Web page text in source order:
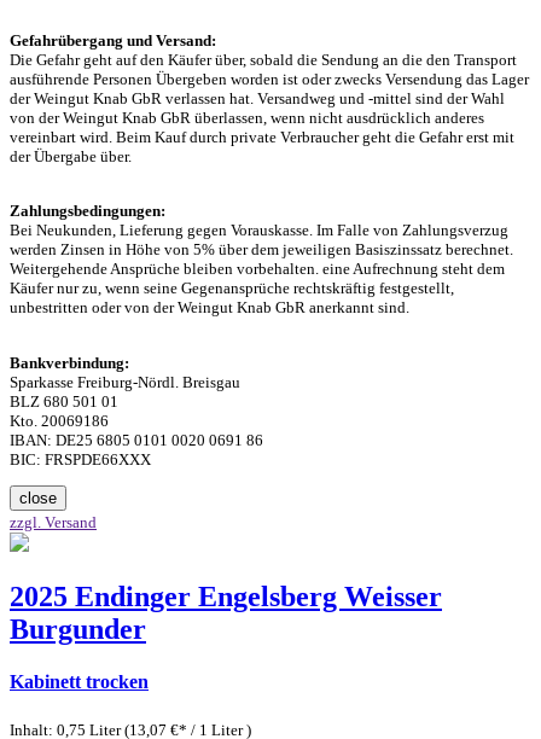
Gefahrübergang und Versand:
Die Gefahr geht auf den Käufer über, sobald die Sendung an die den Transport
ausführende Personen Übergeben worden ist oder zwecks Versendung das Lager
der Weingut Knab GbR verlassen hat. Versandweg und -mittel sind der Wahl
von der Weingut Knab GbR überlassen, wenn nicht ausdrücklich anderes
vereinbart wird. Beim Kauf durch private Verbraucher geht die Gefahr erst mit
der Übergabe über.
Zahlungsbedingungen:
Bei Neukunden, Lieferung gegen Vorauskasse. Im Falle von Zahlungsverzug
werden Zinsen in Höhe von 5% über dem jeweiligen Basiszinssatz berechnet.
Weitergehende Ansprüche bleiben vorbehalten. eine Aufrechnung steht dem
Käufer nur zu, wenn seine Gegenansprüche rechtskräftig festgestellt,
unbestritten oder von der Weingut Knab GbR anerkannt sind.
Bankverbindung:
Sparkasse Freiburg-Nördl. Breisgau
BLZ 680 501 01
Kto. 20069186
IBAN: DE25 6805 0101 0020 0691 86
BIC: FRSPDE66XXX
close
zzgl. Versand
2025 Endinger Engelsberg Weisser
Burgunder
Kabinett trocken
Inhalt: 0,75 Liter (13,07 €* / 1 Liter )